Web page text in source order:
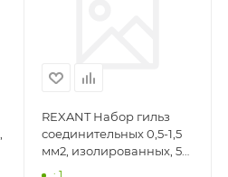
REXANT Набор гильз
соединительных 0,5-1,5
мм2, изолированных, 5